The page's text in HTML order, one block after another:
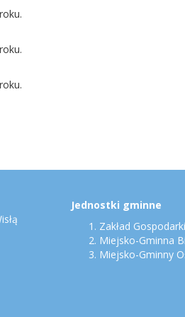
Jednostki gminne
Zakład
Miejsko-Gminna
Miejsko-Gminny